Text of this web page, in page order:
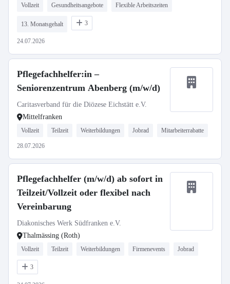
Vollzeit Gesundheitsangebote Flexible Arbeitszeiten
13. Monatsgehalt 3
24.07.2026
Pflegefachhelfer:in –
Seniorenzentrum Abenberg (m/w/d)
Caritasverband für die Diözese Eichstätt e.V.
Mittelfranken
Vollzeit Teilzeit Weiterbildungen Jobrad Mitarbeiterrabatte
28.07.2026
Pflegefachhelfer (m/w/d) ab sofort in
Teilzeit/Vollzeit oder flexibel nach
Vereinbarung
Diakonisches Werk Südfranken e.V.
Thalmässing (Roth)
Vollzeit Teilzeit Weiterbildungen Firmenevents Jobrad
3